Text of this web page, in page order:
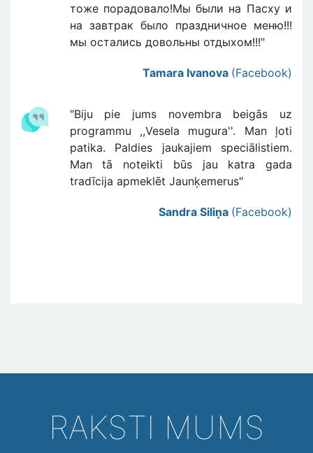
тоже порадовало!Мы были на Пасху и
на завтрак было праздничное меню!!!
мы остались довольны отдыхом!!!"
Tamara Ivanova (Facebook)
"Biju pie jums novembra beigās uz
programmu ,,Vesela mugura''. Man ļoti
patika. Paldies jaukajiem speciālistiem.
Man tā noteikti būs jau katra gada
tradīcija apmeklēt Jaunķemerus"
Sandra Siliņa (Facebook)
RAKSTI MUMS